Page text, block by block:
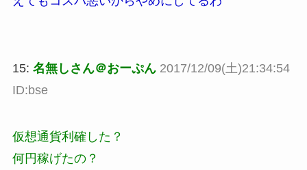
15: 名無しさん＠おーぷん 2017/12/09(土)21:34:54
ID:bse
仮想通貨利確した？
何円稼げたの？